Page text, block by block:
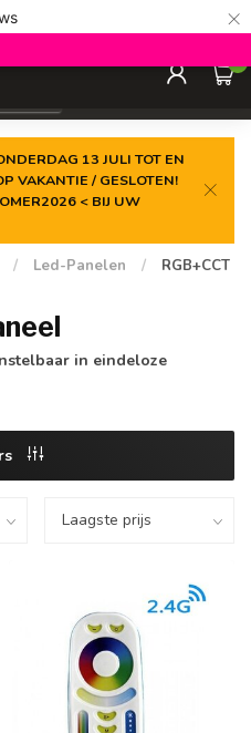
×
0
13 JULI TOT EN
VAKANTIE / GESLOTEN!
< BIJ UW
/ Led-Panelen /
RGB+CCT
in eindeloze